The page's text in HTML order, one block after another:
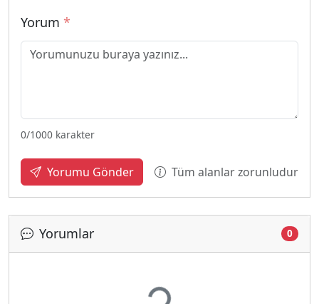
Yorum *
0/1000 karakter
Yorumu Gönder Tüm alanlar zorunludur
Yorumlar 0
Yükleniyor...